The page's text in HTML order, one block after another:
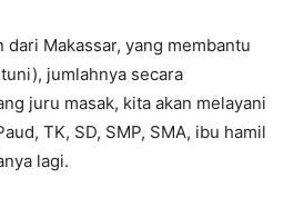
dari Makassar, yang membantu
jumlahnya secara
juru masak, kita akan melayani
TK, SD, SMP, SMA, ibu hamil
lagi.